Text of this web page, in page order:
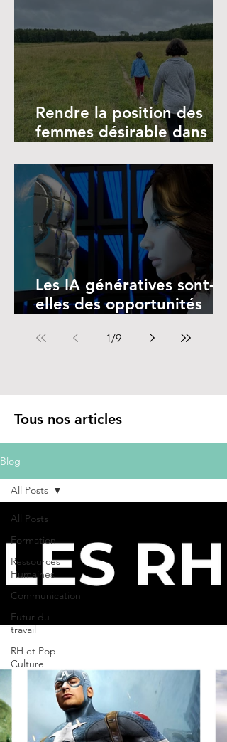
Rendre la position des
femmes désirable dans le
Les IA génératives sont-
elles des opportunités
1/9
Tous nos articles
Blog
All Posts
Formation
Ressources
Humaines
Communication
Futur du
travail
RH et Pop
Culture
All Posts